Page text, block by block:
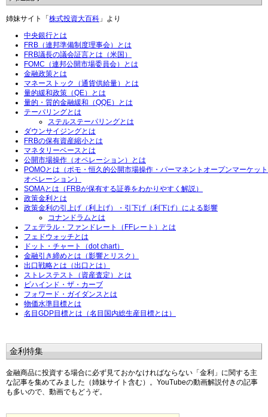
姉妹サイト「 株式投資大百科 」より
中央銀行とは
FRB（連邦準備制度理事会）とは
FRB議長の議会証言とは（米国）
FOMC（連邦公開市場委員会）とは
金融政策とは
マネーストック（通貨供給量）とは
量的緩和政策（QE）とは
量的・質的金融緩和（QQE）とは
テーパリングとは
ステルステーパリングとは
ダウンサイジングとは
FRBの保有資産縮小とは
マネタリーベースとは
公開市場操作（オペレーション）とは
POMOとは（ポモ・恒久的公開市場操作・パーマネントオープンマーケット
オペレーション）
SOMAとは（FRBが保有する証券をわかりやすく解説）
政策金利とは
政策金利の引上げ（利上げ）・引下げ（利下げ）による影響
コナンドラムとは
フェデラル・ファンドレート（FFレート）とは
フェドウォッチとは
ドット・チャート（dot chart）
金融引き締めとは（影響とリスク）
出口戦略とは（出口とは）
ストレステスト（資産査定）とは
ビハインド・ザ・カーブ
フォワード・ガイダンスとは
物価水準目標とは
名目GDP目標とは（名目国内総生産目標とは）
金利特集
金融商品に投資する場合に必ず見ておかなければならない「金利」に関する主
な記事を集めてみました（姉妹サイト含む）。YouTubeの動画解説付きの記事
も多いので、動画でもどうぞ。